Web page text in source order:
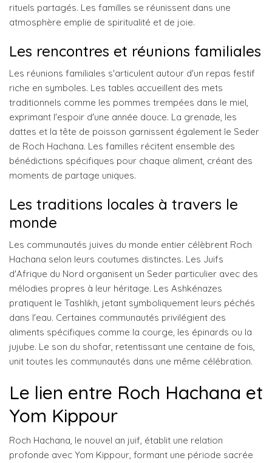
rituels partagés. Les familles se réunissent dans une
atmosphère emplie de spiritualité et de joie.
Les rencontres et réunions familiales
Les réunions familiales s'articulent autour d'un repas festif
riche en symboles. Les tables accueillent des mets
traditionnels comme les pommes trempées dans le miel,
exprimant l'espoir d'une année douce. La grenade, les
dattes et la tête de poisson garnissent également le Seder
de Roch Hachana. Les familles récitent ensemble des
bénédictions spécifiques pour chaque aliment, créant des
moments de partage uniques.
Les traditions locales à travers le
monde
Les communautés juives du monde entier célèbrent Roch
Hachana selon leurs coutumes distinctes. Les Juifs
d'Afrique du Nord organisent un Seder particulier avec des
mélodies propres à leur héritage. Les Ashkénazes
pratiquent le Tashlikh, jetant symboliquement leurs péchés
dans l'eau. Certaines communautés privilégient des
aliments spécifiques comme la courge, les épinards ou la
jujube. Le son du shofar, retentissant une centaine de fois,
unit toutes les communautés dans une même célébration.
Le lien entre Roch Hachana et
Yom Kippour
Roch Hachana, le nouvel an juif, établit une relation
profonde avec Yom Kippour, formant une période sacrée